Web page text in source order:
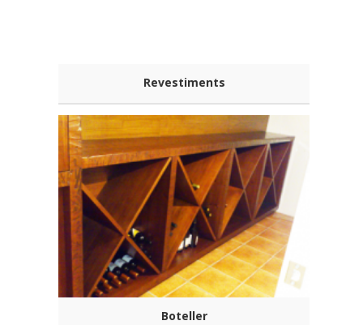
Revestiments
Boteller